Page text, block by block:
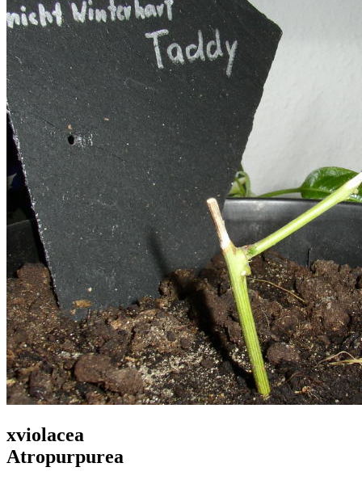
xviolacea
Atropurpurea